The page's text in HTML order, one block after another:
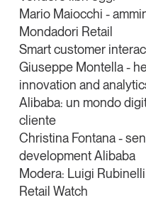
Mario Maiocchi -
Mondadori Retail
Smart customer
Giuseppe Montella-
innovation and
Alibaba: un mondo
cliente
Christina Fontana-
developmentAlibaba
Modera: Luigi Rubinelli
Retail Watch